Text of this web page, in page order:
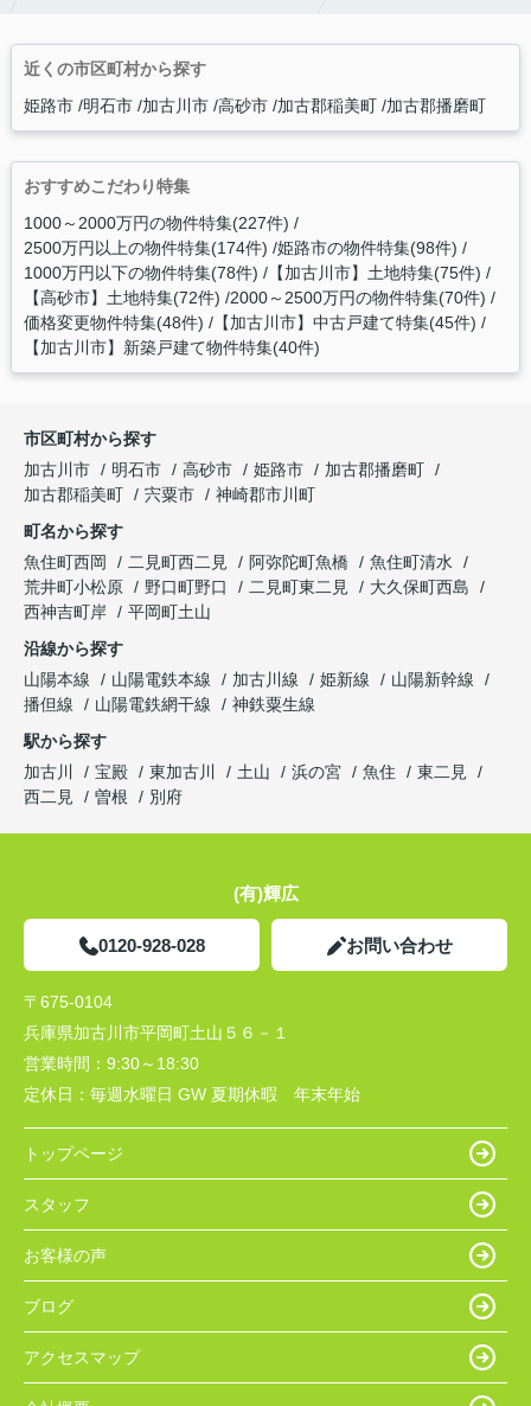
近くの市区町村から探す
姫路市 明石市 加古川市 高砂市 加古郡稲美町 加古郡播磨町
おすすめこだわり特集
1000～2000万円の物件特集(227件)
2500万円以上の物件特集(174件) 姫路市の物件特集(98件)
1000万円以下の物件特集(78件) 【加古川市】土地特集(75件)
【高砂市】土地特集(72件) 2000～2500万円の物件特集(70件)
価格変更物件特集(48件) 【加古川市】中古戸建て特集(45件)
【加古川市】新築戸建て物件特集(40件)
市区町村から探す
加古川市
明石市 高砂市 姫路市
加古郡播磨町
加古郡稲美町
宍粟市
神崎郡市川町
町名から探す
魚住町西岡
二見町西二見 阿弥陀町魚橋
魚住町清水
荒井町小松原
野口町野口 二見町東二見
大久保町西島
西神吉町岸
平岡町土山
沿線から探す
山陽本線
山陽電鉄本線 加古川線 姫新線
山陽新幹線
播但線
山陽電鉄網干線
神鉄粟生線
駅から探す
加古川
宝殿 東加古川 土山 浜の宮 魚住
東二見
西二見
曽根 別府
(有)輝広
0120-928-028 お問い合わせ
〒675-0104
兵庫県加古川市平岡町土山５６－１
営業時間： 9:30～18:30
定休日： 毎週水曜日 GW 夏期休暇 年末年始
トップページ
スタッフ
お客様の声
ブログ
アクセスマップ